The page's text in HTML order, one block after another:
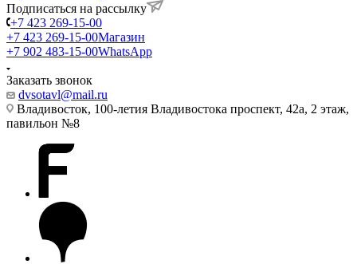
Подписаться на рассылку
+7 423 269-15-00
+7 423 269-15-00Магазин
+7 902 483-15-00WhatsApp
Заказать звонок
dvsotavl@mail.ru
Владивосток, 100-летия Владивостока проспект, 42а, 2 этаж,
павильон №8